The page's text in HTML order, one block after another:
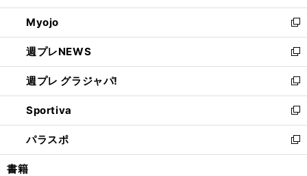
開
く
ウ
で
開
く
ン
ド
ウ
で
開
く
ウ
ィ
ン
ド
ウ
で
開
く
Myojo
新
し
い
ウ
ィ
ン
ド
ウ
で
開
週プレNEWS
新
し
い
ウ
ィ
ン
ド
ウ
週プレ グラジャパ!
新
し
い
ウ
ィ
ン
Sportiva
新
し
い
ウ
パラスポ
新
し
書籍